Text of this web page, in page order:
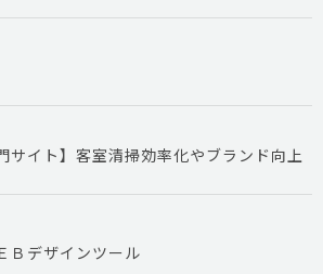
サイト】客室清掃効率化やブランド向上
デザインツール